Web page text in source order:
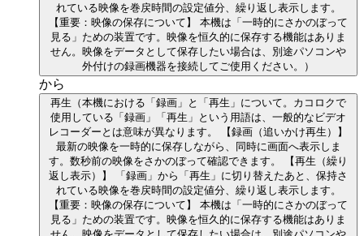
れている映像を巻戻時間の設定値分、繰り返し表示します。
【重要：映像の保存について】 本機は「一時的にさかのぼって
見る」ための装置です。映像を恒久的に保存する機能はありま
せん。映像をデータとして保存したい場合は、別途パソコンや
外付けの録画機器を接続してご使用ください。）
から
再生 （本機における「録画」と「再生」について。カコロクで
使用している「録画」「再生」という用語は、一般的なビデオ
レコーダーとは意味が異なります。 【録画（追いかけ再生）】
最新の映像を一時的に保存しながら、同時に画面へ表示しま
す。数秒前の映像をさかのぼって確認できます。 【再生（繰り
返し表示）】 「録画」から「再生」に切り替えたあと、保持さ
れている映像を巻戻時間の設定値分、繰り返し表示します。
【重要：映像の保存について】 本機は「一時的にさかのぼって
見る」ための装置です。映像を恒久的に保存する機能はありま
せん。映像をデータとして保存したい場合は、別途パソコンや